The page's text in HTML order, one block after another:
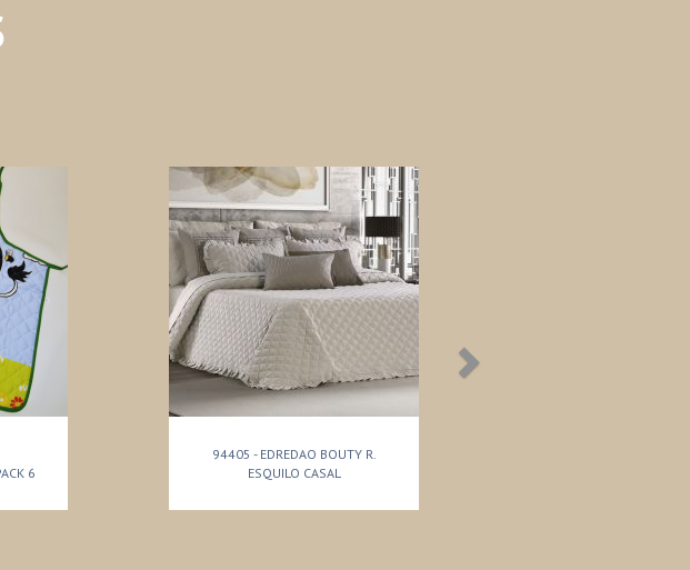
6
94405 - EDREDAO BOUTY R.
ESQUILO CASAL